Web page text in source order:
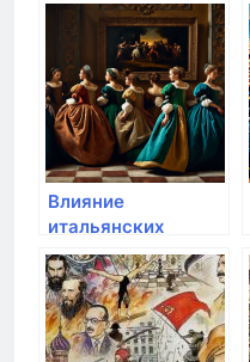
Влияние
итальянских
художников на
эпоху
Возрождения